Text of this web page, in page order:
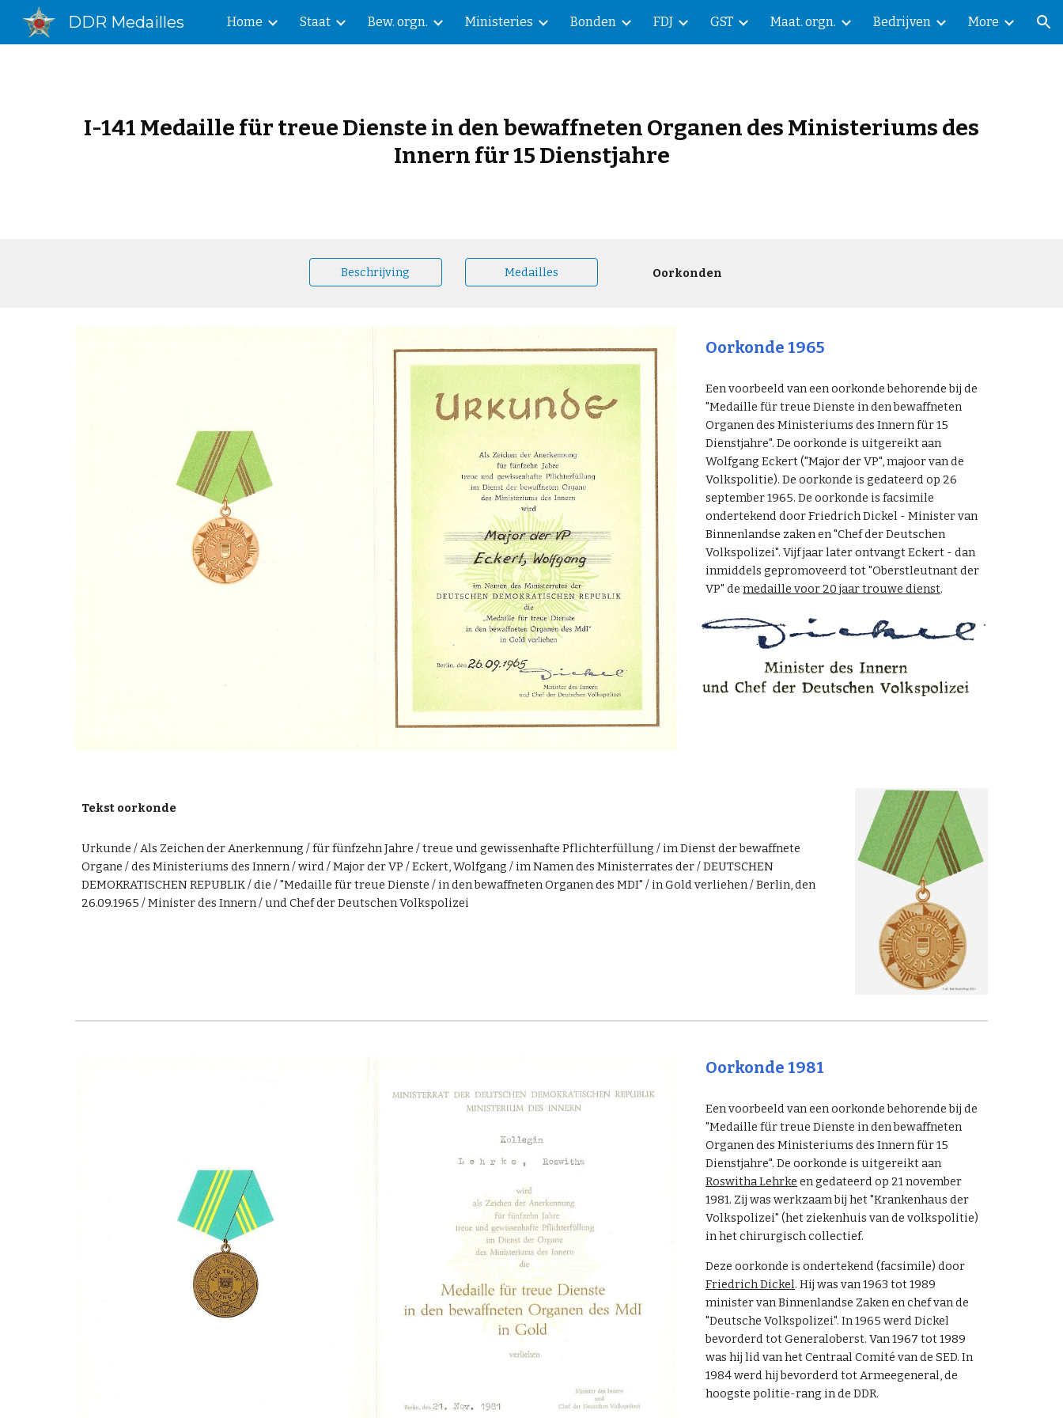
Skip to main content Skip to navigation
DDR Medailles Home Staat Bew. orgn. Ministeries Bonden FDJ GST Maat. orgn. Bedrijven More
I-141 Medaille für treue Dienste in den bewaffneten Organen des Ministeriums des
Innern für 15 Dienstjahre
Beschrijving Medailles Oorkonden
Oorkonde 1965
Een voorbeeld van een oorkonde behorende bij de
"Medaille für treue Dienste in den bewaffneten
Organen des Ministeriums des Innern für 15
Dienstjahre". De oorkonde is uitgereikt aan
Wolfgang Eckert ("Major der VP", majoor van de
Volkspolitie). De oorkonde is gedateerd op 26
september 1965. De oorkonde is facsimile
ondertekend door Friedrich Dickel - Minister van
Binnenlandse zaken en "Chef der Deutschen
Volkspolizei". Vijf jaar later ontvangt Eckert - dan
inmiddels gepromoveerd tot "Oberstleutnant der
VP" demedaille voor 20 jaar trouwe dienst.
Tekst oorkonde
Urkunde / Als Zeichen der Anerkennung / für fünfzehn Jahre / treue und gewissenhafte Pflichterfüllung / im Dienst der bewaffnete
Organe / des Ministeriums des Innern / wird / Major der VP / Eckert, Wolfgang / im Namen des Ministerrates der / DEUTSCHEN
DEMOKRATISCHEN REPUBLIK / die / "Medaille für treue Dienste / in den bewaffneten Organen des MDI" / in Gold verliehen / Berlin, den
26.09.1965 / Minister des Innern / und Chef der Deutschen Volkspolizei
Oorkonde 1981
Een voorbeeld van een oorkonde behorende bij de
"Medaille für treue Dienste in den bewaffneten
Organen des Ministeriums des Innern für 15
Dienstjahre". De oorkonde is uitgereikt aan
Roswitha Lehrke en gedateerd op 21 november
1981. Zij was werkzaam bij het "Krankenhaus der
Volkspolizei" (het ziekenhuis van de volkspolitie)
in het chirurgisch collectief.
Deze oorkonde is ondertekend (facsimile) door
Friedrich Dickel. Hij was van 1963 tot 1989
minister van Binnenlandse Zaken en chef van de
"Deutsche Volkspolizei". In 1965 werd Dickel
bevorderd tot Generaloberst. Van 1967 tot 1989
was hij lid van het Centraal Comité van de SED. In
1984 werd hij bevorderd tot Armeegeneral, de
hoogste politie-rang in de DDR.